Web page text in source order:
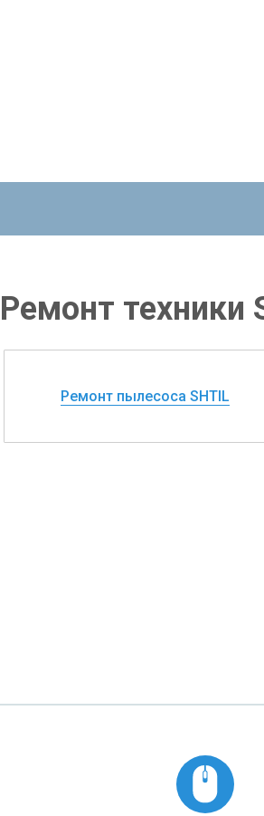
Ремонт техники
Ремонт пылесоса SHTIL